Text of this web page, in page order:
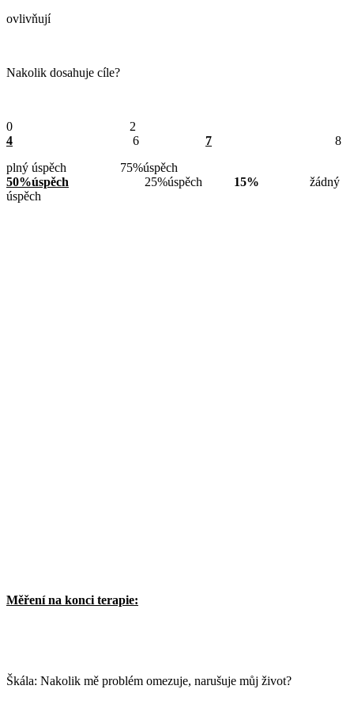
ovlivňují
Nakolik dosahuje cíle?
0 2
4 6 7 8
plný úspěch 75%úspěch
50%úspěch 25%úspěch 15% žádný
úspěch
Měření na konci terapie:
Škála: Nakolik mě problém omezuje, narušuje můj život?